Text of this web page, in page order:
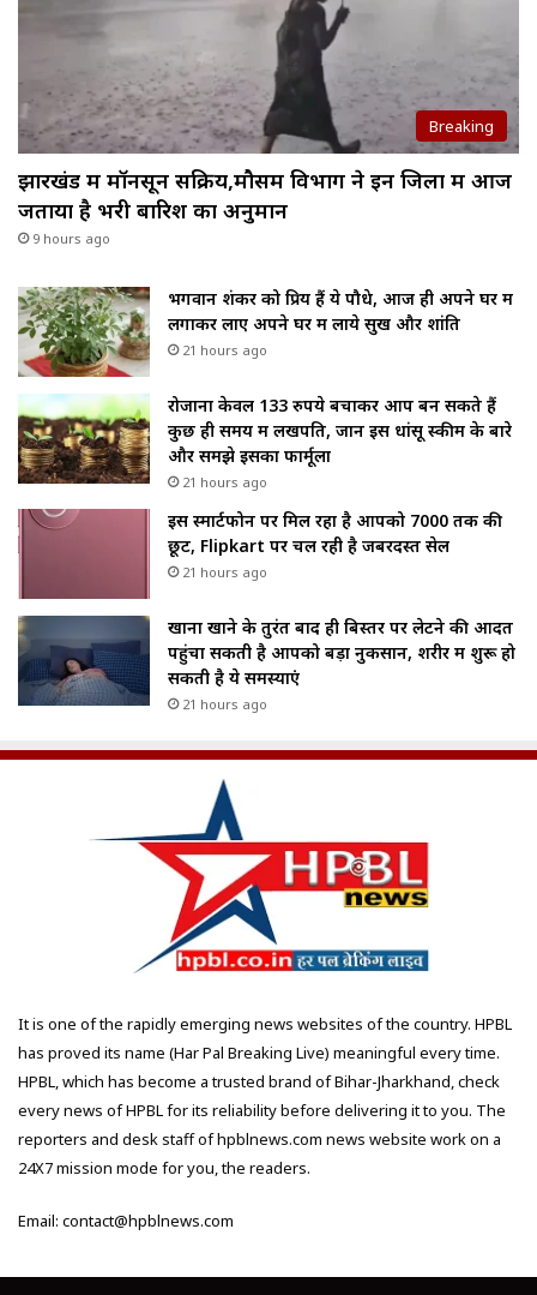
Breaking
झारखंड में मॉनसून सक्रिय,मौसम विभाग ने इन जिलों में आज
जताया है भरी बारिश का अनुमान
9 hours ago
भगवान शंकर को प्रिय हैं ये पौधे, आज ही अपने घर में
लगाकर लाए अपने घर में लाये सुख और शांति
21 hours ago
रोजाना केवल 133 रुपये बचाकर आप बन सकते हैं
कुछ ही समय में लखपति, जानें इस धांसू स्कीम के बारे
और समझे इसका फार्मूला
21 hours ago
इस स्मार्टफोन पर मिल रहा है आपको ₹7000 तक की
छूट, Flipkart पर चल रही है जबरदस्त सेल
21 hours ago
खाना खाने के तुरंत बाद ही बिस्तर पर लेटने की आदत
पहुंचा सकती है आपको बड़ा नुकसान, शरीर में शुरू हो
सकती है ये समस्याएं
21 hours ago
It is one of the rapidly emerging news websites of the country. HPBL
has proved its name (Har Pal Breaking Live) meaningful every time.
HPBL, which has become a trusted brand of Bihar-Jharkhand, check
every news of HPBL for its reliability before delivering it to you. The
reporters and desk staff of hpblnews.com news website work on a
24X7 mission mode for you, the readers.
Email: contact@hpblnews.com